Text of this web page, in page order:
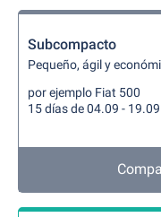
Subcompacto
Pequeño, ágil y
por ejemplo Fiat 500
15 días de 04.09 -